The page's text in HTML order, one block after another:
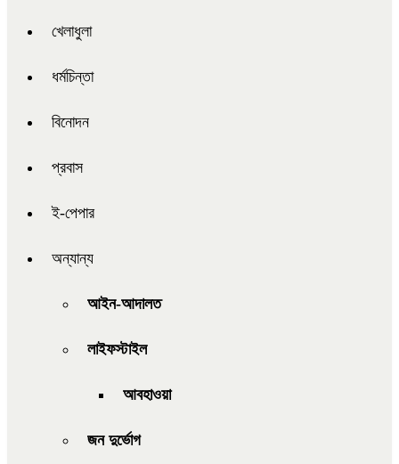
খেলাধুলা
ধর্মচিন্তা
বিনোদন
প্রবাস
ই-পেপার
অন্যান্য
আইন-আদালত
লাইফস্টাইল
আবহাওয়া
জন দুর্ভোগ